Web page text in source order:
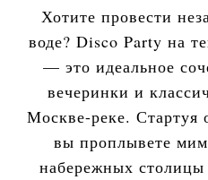
Хотите провести
воде? Disco Party на
— это идеальное
вечеринки и
Москве-реке. Стартуя
вы проплывете
набережных